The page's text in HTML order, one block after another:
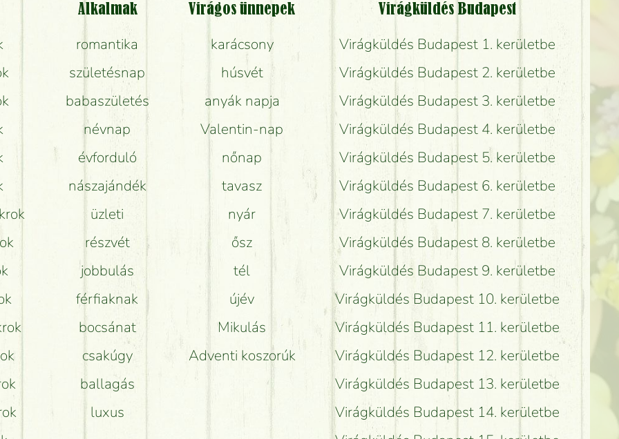
Tényleg azt kapom, ami a képen van?
Mit kell tudni a virágcsokrok szállításáról?
Hogy marad a lehető legtovább friss a csokor?
Tudok adventi koszorút vásárolni boltban?
Alkalmak
romantika
születésnap
babaszületés
névnap
évforduló
nászajándék
üzleti
részvét
jobbulás
férfiaknak
bocsánat
csakúgy
ballagás
luxus
Virágos ünnepek
karácsony
húsvét
anyák napja
Valentin-nap
nőnap
tavasz
nyár
ősz
tél
újév
Mikulás
Adventi koszorúk
Virágküldés Budapest
Virágküldés Budapest 1. kerületbe
Virágküldés Budapest 2. kerületbe
Virágküldés Budapest 3. kerületbe
Virágküldés Budapest 4. kerületbe
Virágküldés Budapest 5. kerületbe
Virágküldés Budapest 6. kerületbe
Virágküldés Budapest 7. kerületbe
Virágküldés Budapest 8. kerületbe
Virágküldés Budapest 9. kerületbe
Virágküldés Budapest 10. kerületbe
Virágküldés Budapest 11. kerületbe
Virágküldés Budapest 12. kerületbe
Virágküldés Budapest 13. kerületbe
Virágküldés Budapest 14. kerületbe